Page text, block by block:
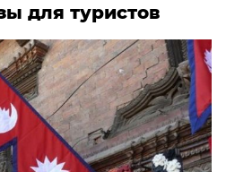
для туристов